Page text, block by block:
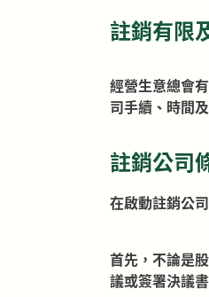
註銷有限
經營生意總會
司手續、時間
註銷公司
在啟動註銷公
首先，不論是
議或簽署決議